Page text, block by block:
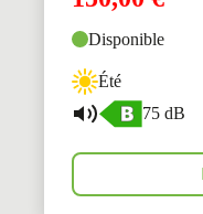
Disponible
Été
75 dB